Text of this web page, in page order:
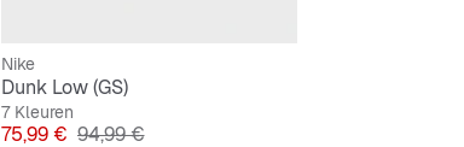
Nike
Dunk Low (GS)
7 Kleuren
Prijs
75,99 € Originele Prijs
94,99 €